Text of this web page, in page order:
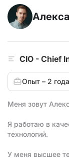
CIO - Chief
Опыт – 2 года
Меня зовут
Я работаю в
технологий.
У меня высшее